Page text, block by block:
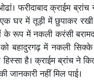
फरीदाबाद क्राईम
एक घर में तूड़ी में छुपाकर
के रूप में नकली करंसी
को बहादुरगढ़ में नकली
है। क्राईम ब्रांच ने
जानकारी नहींं मिल पाई।